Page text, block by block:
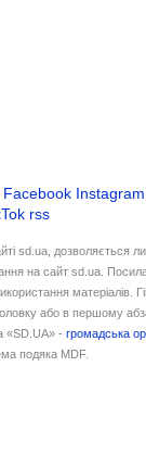
Facebook Instagram
rss
sd.ua, дозволяється
на сайт sd.ua.
матеріалів.
або в першому
«SD.UA» -громадська
подяка MDF.